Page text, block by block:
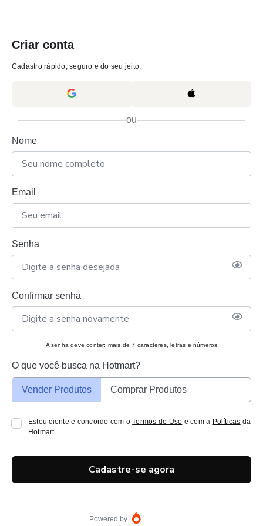
Criar conta
Cadastro rápido, seguro e do seu jeito.
ou
Nome
Email
Senha
Confirmar senha
A senha deve conter: mais de 7 caracteres, letras e números
O que você busca na Hotmart?
Vender Produtos Comprar Produtos
Estou ciente e concordo com oTermos de Uso e com a Políticas da
Hotmart.
Cadastre-se agora
Powered by